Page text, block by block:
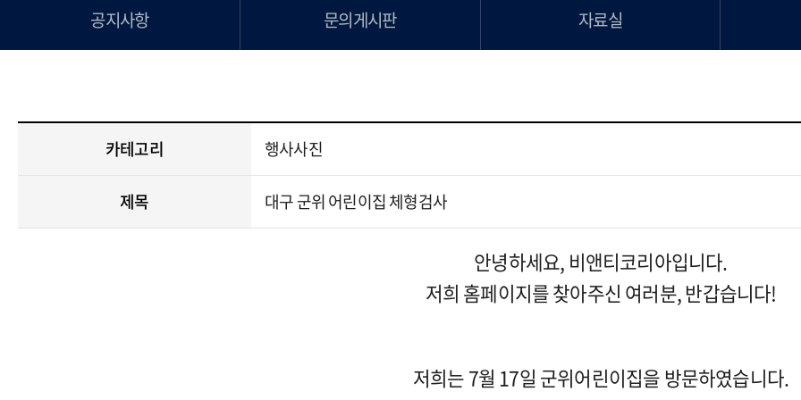
공지사항 문의게시판 자료실
카테고리 행사사진
제목 대구 군위 어린이집 체형검사
안녕하세요, 비앤티코리아입니다.
저희 홈페이지를 찾아주신 여러분, 반갑습니다!
저희는 7월 17일 군위어린이집을 방문하였습니다.